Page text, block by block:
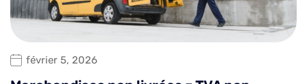
février 5, 2026